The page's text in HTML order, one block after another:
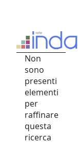
Non
sono
presenti
elementi
per
raffinare
questa
ricerca